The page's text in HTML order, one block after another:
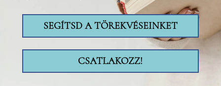
SEGÍTSD A TÖREKVÉSEINKET
CSATLAKOZZ!